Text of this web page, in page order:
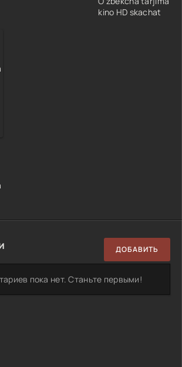
kino HD skachat
ДОБАВИТЬ
пока нет. Станьте первыми!